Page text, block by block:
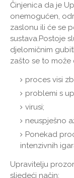
Činjenica da je
onemogućen,
zaslonu ili će se
sustava.Postoje
djelomičnim
zašto se to može
proces visi
problemi s
virusi;
neuspješno
Ponekad
intenzivnih
Upravitelju
sljedeći način: